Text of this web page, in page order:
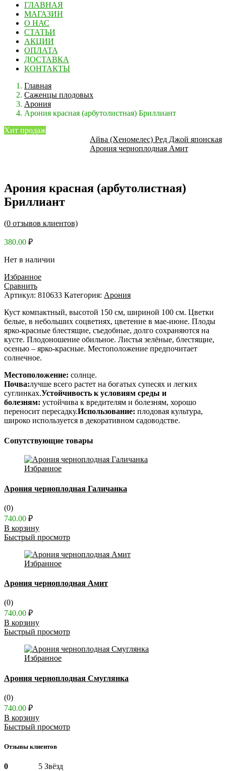
ГЛАВНАЯ
МАГАЗИН
О НАС
СТАТЬИ
АКЦИИ
ОПЛАТА
ДОСТАВКА
КОНТАКТЫ
Главная
Саженцы плодовых
Арония
Арония красная (арбутолистная) Бриллиант
Айва (Хеномелес) Ред Джой японская
Арония черноплодная Амит
Хит продаж
Арония красная (арбутолистная)
Бриллиант
(0 отзывов клиентов)
380.00 ₽
Нет в наличии
Избранное
Сравнить
Артикул: 810633 Категория: Арония
Куст компактный, высотой 150 см, шириной 100 см. Цветки
белые, в небольших соцветиях, цветение в мае-июне. Плоды
ярко-красные блестящие, съедобные, долго сохраняются на
кусте. Плодоношение обильное. Листья зелёные, блестящие,
осенью – ярко-красные. Местоположение предпочитает
солнечное.
Местоположение: солнце.
Почва:лучше всего растет на богатых супесях и легких
суглинках.Устойчивость к условиям среды и
болезням: устойчива к вредителям и болезням, хорошо
переносит пересадку.Использование: плодовая культура,
широко используется в декоративном садоводстве.
Сопутствующие товары
Избранное
Арония черноплодная Галичанка
(0)
740.00 ₽
В корзину
Быстрый просмотр
Избранное
Арония черноплодная Амит
(0)
740.00 ₽
В корзину
Быстрый просмотр
Избранное
Арония черноплодная Смуглянка
(0)
740.00 ₽
В корзину
Быстрый просмотр
Отзывы клиентов
0
5 Звёзд